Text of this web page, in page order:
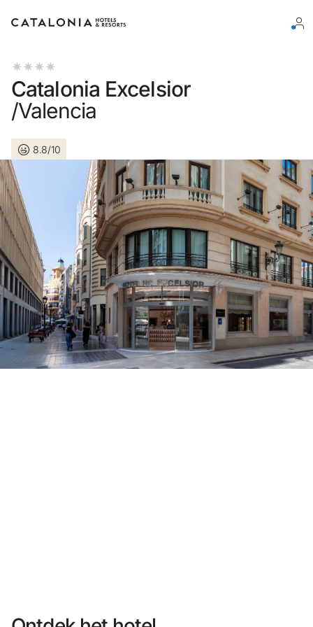
Log in op je account
Log in
Wachtwoord vergeten?
of gebruik een van deze opties
Aanmelden met Google
Sessie beginnen met enkel e-mailadres
Heb je nog geen account?
Een account aanmaken
Catalonia Excelsior
/Valencia
8.8/10